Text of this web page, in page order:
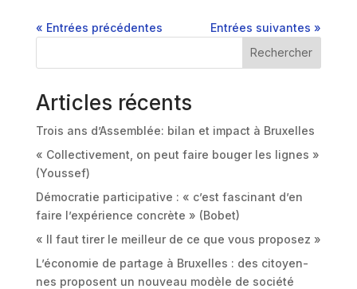
« Entrées précédentes
Entrées suivantes »
Rechercher
Articles récents
Trois ans d’Assemblée: bilan et impact à Bruxelles
« Collectivement, on peut faire bouger les lignes »
(Youssef)
Démocratie participative : « c’est fascinant d’en
faire l’expérience concrète » (Bobet)
« Il faut tirer le meilleur de ce que vous proposez »
L’économie de partage à Bruxelles : des citoyen-
nes proposent un nouveau modèle de société